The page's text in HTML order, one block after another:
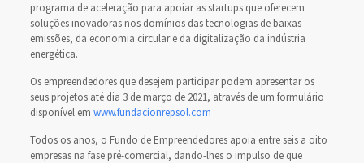
programa de aceleração para apoiar as startups que oferecem
soluções inovadoras nos domínios das tecnologias de baixas
emissões, da economia circular e da digitalização da indústria
energética.
Os empreendedores que desejem participar podem apresentar os
seus projetos até dia 3 de março de 2021, através de um formulário
disponível em www.fundacionrepsol.com
Todos os anos, o Fundo de Empreendedores apoia entre seis a oito
empresas na fase pré-comercial, dando-lhes o impulso de que